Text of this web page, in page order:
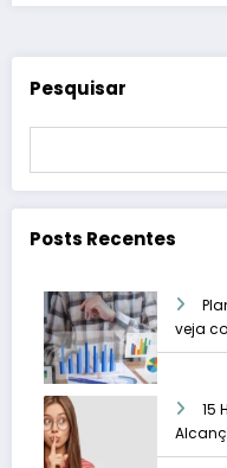
Pesquisar
Posts Recentes
veja
15